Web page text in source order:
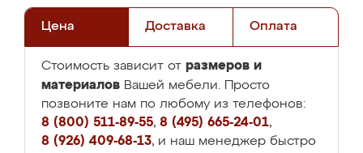
Цена Доставка Оплата
Стоимость зависит от размеров и
материалов Вашей мебели. Просто
позвоните нам по любому из телефонов:
8 (800) 511-89-55, 8 (495) 665-24-01,
8 (926) 409-68-13, и наш менеджер быстро